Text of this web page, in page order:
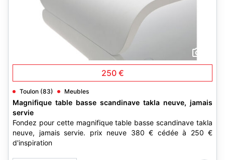
250 €
Toulon (83) Meubles
Magnifique table basse scandinave takla neuve, jamais
servie
Fondez pour cette magnifique table basse scandinave takla
neuve, jamais servie. prix neuve 380 € cédée à 250 €
d'inspiration